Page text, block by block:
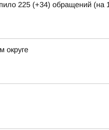
225 (+34) обращений (на
округе